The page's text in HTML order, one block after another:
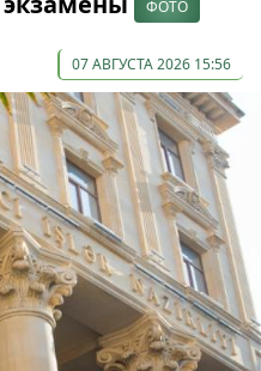
ФОТО
07 АВГУСТА 2026 15:56